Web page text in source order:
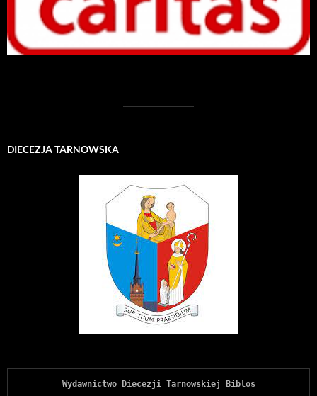
DIECEZJA TARNOWSKA
Wydawnictwo Diecezji Tarnowskiej Biblos